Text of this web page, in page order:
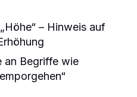
– Hinweis auf
an Begriffe wie